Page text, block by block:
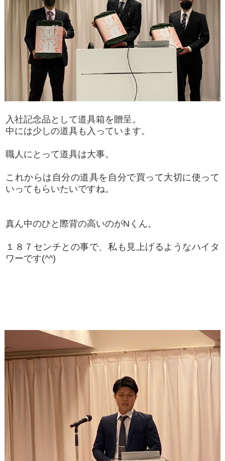
入社記念品として道具箱を贈呈。
中には少しの道具も入っています。
職人にとって道具は大事。
これからは自分の道具を自分で買って大切に使って
いってもらいたいですね。
真ん中のひと際背の高いのがNくん。
１８７センチとの事で、私も見上げるようなハイタ
ワーです(^^)